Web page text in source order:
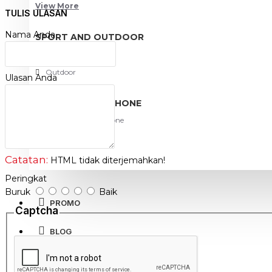
View More
SPORT AND OUTDOOR
Outdoor
TABLET SMARTPHONE
Aksesoris Smartphone
PROMO
BLOG
Sangat praktis sehingga memudahkan pekerjaan anda untuk
Ukuran +- 22 x 20 cm
TULIS ULASAN
Nama Anda
Ulasan Anda
Catatan: HTML tidak diterjemahkan!
Peringkat
Buruk
Baik
Captcha